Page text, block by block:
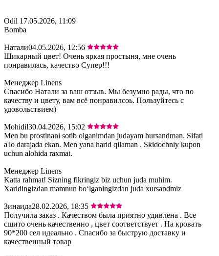
Odil 17.05.2026, 11:09
Bomba
Натали04.05.2026, 12:56
Шикарный цвет! Очень яркая простыня, мне очень
понравилась, качество Супер!!!
Менеджер Linens
Спасибо Натали за ваш отзыв. Мы безумно рады, что по
качеству и цвету, вам всё понравилсоь. Пользуйтесь с
удовольствием)
Mohidil30.04.2026, 15:02
Men bu prostinani sotib olganimdan judayam hursandman. Sifati
a'lo darajada ekan. Men yana harid qilaman . Skidochniy kupon
uchun alohida raxmat.
Менеджер Linens
Katta rahmat! Sizning fikringiz biz uchun juda muhim.
Xaridingizdan mamnun bo‘lganingizdan juda xursandmiz
Зинаида28.02.2026, 18:35
Получила заказ . Качеством была приятно удивлена . Все
сшито очень качественно , цвет соответствует . На кровать
90*200 сел идеально . Спасибо за быструю доставку и
качественный товар